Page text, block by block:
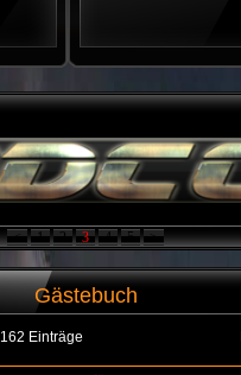
< 1 2 3 4 5 >
Gästebuch
162 Einträge